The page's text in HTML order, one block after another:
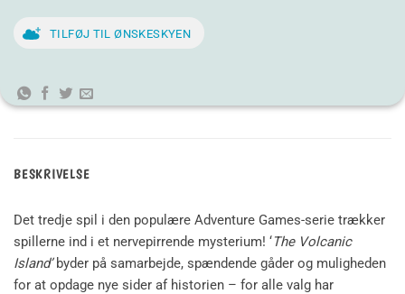
TILFØJ TIL ØNSKESKYEN
BESKRIVELSE
Det tredje spil i den populære Adventure Games-serie trækker
spillerne ind i et nervepirrende mysterium! ‘The Volcanic
Island’byder på samarbejde, spændende gåder og muligheden
for at opdage nye sider af historien – for alle valg har